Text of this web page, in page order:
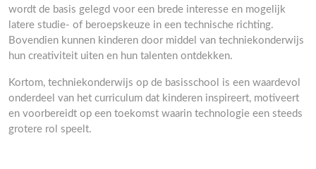
wordt de basis gelegd voor een brede interesse en mogelijk
latere studie- of beroepskeuze in een technische richting.
Bovendien kunnen kinderen door middel van techniekonderwijs
hun creativiteit uiten en hun talenten ontdekken.
Kortom, techniekonderwijs op de basisschool is een waardevol
onderdeel van het curriculum dat kinderen inspireert, motiveert
en voorbereidt op een toekomst waarin technologie een steeds
grotere rol speelt.